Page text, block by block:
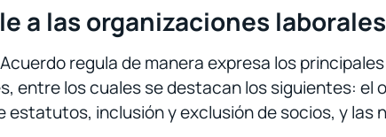
a las organizaciones laborales
regula de manera expresa los
entre los cuales se destacan los siguientes: el
inclusión y exclusión de socios, y